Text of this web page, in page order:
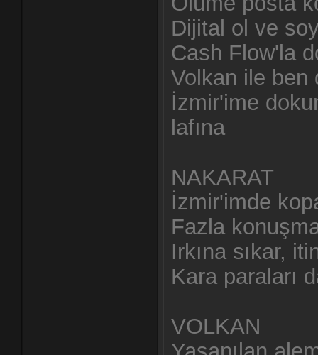
Dijital ol ve
Cash Flow'la
Volkan ile ben
İzmir'ime
lafına
NAKARAT
İzmir'imde
Fazla
Irkına sıkar,
Kara paraları
VOLKAN